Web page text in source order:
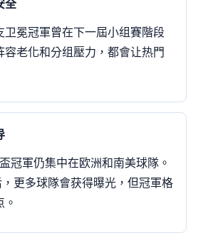
卫冕冠軍曾在下一屆小组賽階段
容老化和分组壓力，都會让热門
冠軍仍集中在欧洲和南美球隊。
，更多球隊會获得曝光，但冠軍格